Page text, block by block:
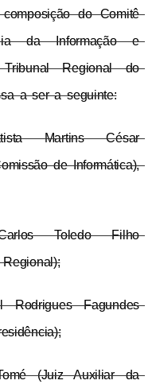
do Comitê
da Informação e
Regional do
a ser a seguinte:
Martins César
de Informática),
Toledo Filho
Fagundes
(Juiz Auxiliar da